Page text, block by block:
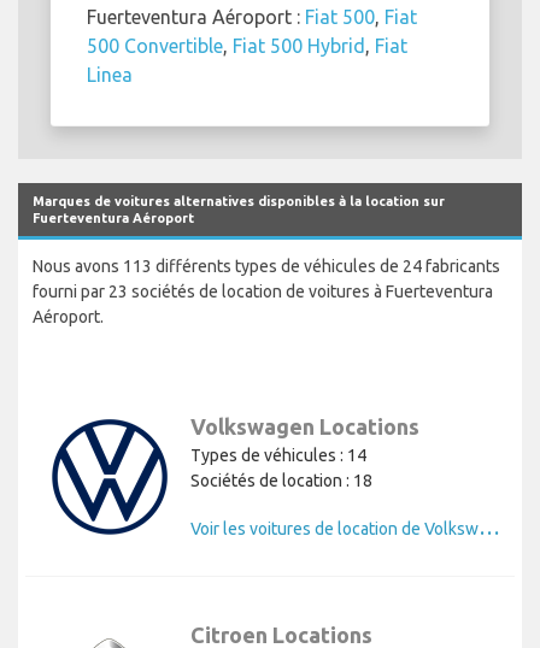
Fuerteventura Aéroport : Fiat 500 Fiat
500 Convertible Fiat 500 Hybrid
Fiat
Linea
Marques de voitures alternatives disponibles à la location sur
Fuerteventura Aéroport
Nous avons 113 différents types de véhicules de 24 fabricants
fourni par 23 sociétés de location de voitures à Fuerteventura
Aéroport.
Volkswagen Locations
Types de véhicules : 14
Sociétés de location : 18
V
oir les voitures de location de Volkswagen
Citroen Locations